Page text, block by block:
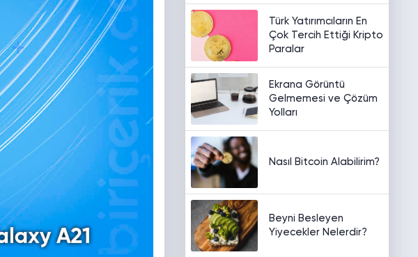
Türk Yatırımcıların En
Çok Tercih Ettiği Kripto
Paralar
Ekrana Görüntü
Gelmemesi ve Çözüm
Yolları
Nasıl Bitcoin Alabilirim?
Beyni Besleyen
Yiyecekler Nelerdir?